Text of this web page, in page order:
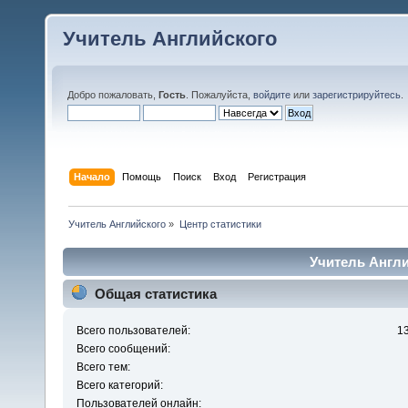
Учитель Английского
Добро пожаловать, Гость . Пожалуйста, войдите или зарегистрируйтесь
Начало Помощь Поиск Вход Регистрация
Учитель Английского » Центр статистики
Учитель
Общая статистика
Всего пользователей:
Всего сообщений:
Всего тем:
Всего категорий:
Пользователей онлайн: